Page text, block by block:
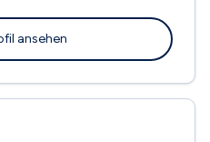
ansehen